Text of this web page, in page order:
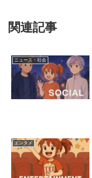
関連記事
ニュース・社会
エンタメ